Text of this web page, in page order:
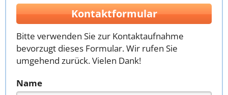
Kontaktformular
Bitte verwenden Sie zur Kontaktaufnahme
bevorzugt dieses Formular. Wir rufen Sie
umgehend zurück. Vielen Dank!
Name